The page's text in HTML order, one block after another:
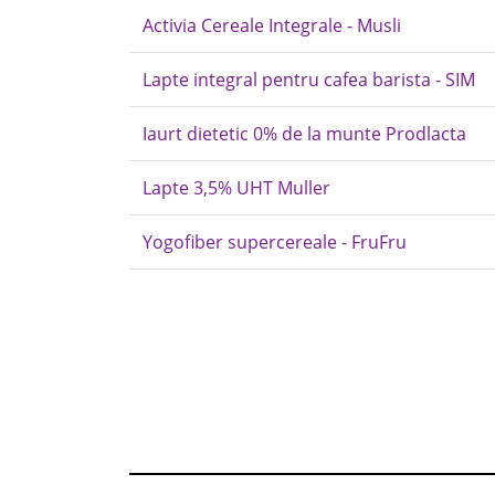
Activia Cereale Integrale - Musli
Lapte integral pentru cafea barista - SIM
Iaurt dietetic 0% de la munte Prodlacta
Lapte 3,5% UHT Muller
Yogofiber supercereale - FruFru